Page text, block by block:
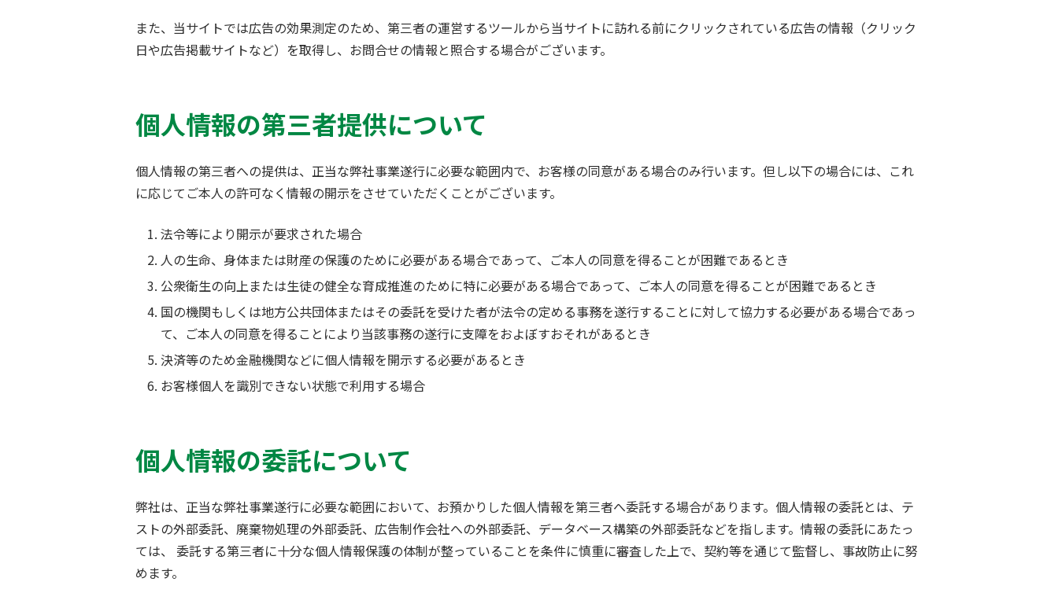
また、当サイトでは広告の効果測定のため、第三者の運営するツールから当サイトに訪れる前にクリックされている広告の情報（クリック
日や広告掲載サイトなど）を取得し、お問合せの情報と照合する場合がございます。
個人情報の第三者提供について
個人情報の第三者への提供は、正当な弊社事業遂行に必要な範囲内で、お客様の同意がある場合のみ行います。但し以下の場合には、これ
に応じてご本人の許可なく情報の開示をさせていただくことがございます。
法令等により開示が要求された場合
人の生命、身体または財産の保護のために必要がある場合であって、ご本人の同意を得ることが困難であるとき
公衆衛生の向上または生徒の健全な育成推進のために特に必要がある場合であって、ご本人の同意を得ることが困難であるとき
国の機関もしくは地方公共団体またはその委託を受けた者が法令の定める事務を遂行することに対して協力する必要がある場合であっ
て、ご本人の同意を得ることにより当該事務の遂行に支障をおよぼすおそれがあるとき
決済等のため金融機関などに個人情報を開示する必要があるとき
お客様個人を識別できない状態で利用する場合
個人情報の委託について
弊社は、正当な弊社事業遂行に必要な範囲において、お預かりした個人情報を第三者へ委託する場合があります。個人情報の委託とは、テ
ストの外部委託、廃棄物処理の外部委託、広告制作会社への外部委託、データベース構築の外部委託などを指します。情報の委託にあたっ
ては、 委託する第三者に十分な個人情報保護の体制が整っていることを条件に慎重に審査した上で、契約等を通じて監督し、事故防止に努
めます。